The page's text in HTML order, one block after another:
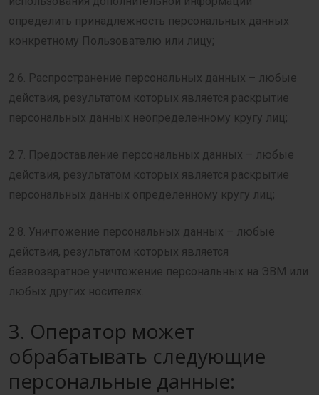
определить принадлежность персональных данных
конкретному Пользователю или лицу;
2.6. Распространение персональных данных – любые
действия, результатом которых является раскрытие
персональных данных неопределенному кругу лиц;
2.7. Предоставление персональных данных – любые
действия, результатом которых является раскрытие
персональных данных определенному кругу лиц;
2.8. Уничтожение персональных данных – любые
действия, результатом которых является
безвозвратное уничтожение персональных на ЭВМ или
любых других носителях.
3. Оператор может
обрабатывать следующие
персональные данные: